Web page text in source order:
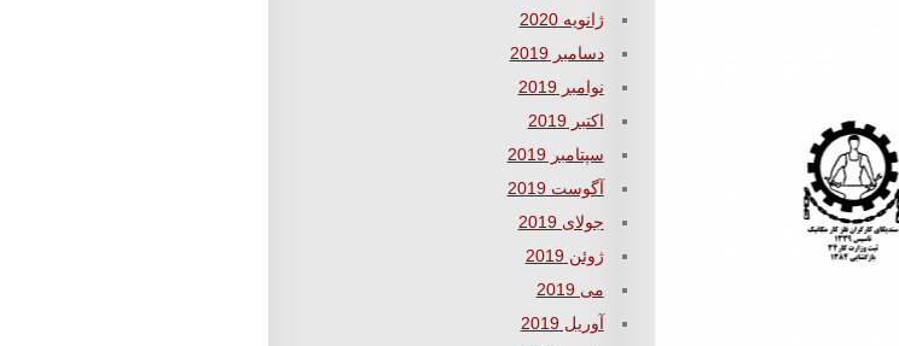
ژانویه 2020
دسامبر 2019
نوامبر 2019
اکتبر 2019
سپتامبر 2019
آگوست 2019
جولای 2019
ژوئن 2019
می 2019
آوریل 2019